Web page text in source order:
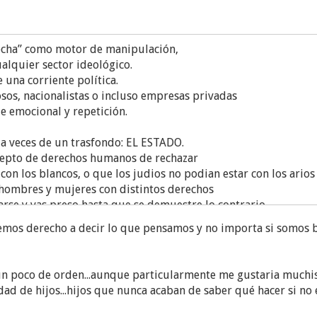
como motor de manipulación,
sector ideológico.
una corriente política.
nacionalistas o incluso empresas privadas
emocional y repetición.
de un trasfondo: EL ESTADO.
de derechos humanos de rechazar
los blancos, o que los judios no podian estar con los arios
y mujeres con distintos derechos
y vas preso hasta que se demuestre lo contrario.
de las mujeres?
los judios, y quizas mas pronto los cristianos
derecho a decir lo que pensamos y no importa si somos
poco de orden...aunque particularmente me gustaria
de hijos...hijos que nunca acaban de saber qué hacer si no